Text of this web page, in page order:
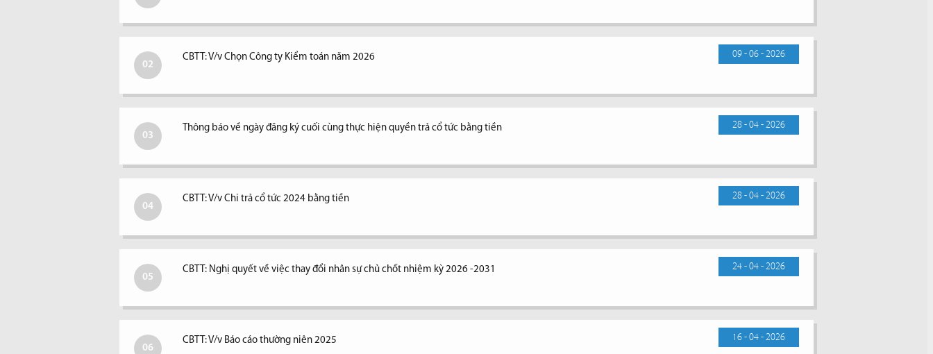
02
09 - 06 - 2026
CBTT: V/v Chọn Công ty Kiểm toán năm 2026
03
28 - 04 - 2026
Thông báo về ngày đăng ký cuối cùng thực hiện quyền trả cổ tức bằng tiền
04
28 - 04 - 2026
CBTT: V/v Chi trả cổ tức 2024 bằng tiền
05
24 - 04 - 2026
CBTT: Nghị quyết về việc thay đổi nhân sự chủ chốt nhiệm kỳ 2026 -2031
06
16 - 04 - 2026
CBTT: V/v Báo cáo thường niên 2025